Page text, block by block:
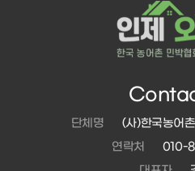
단체명
(사)한국농어
연락처
010-